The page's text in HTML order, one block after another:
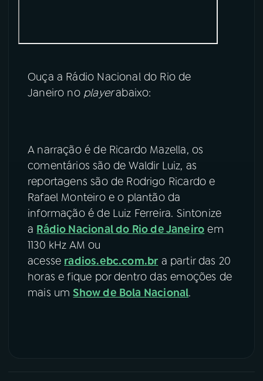
Ouça a Rádio Nacional do Rio de
Janeiro no playerabaixo:
A narração é de Ricardo Mazella, os
comentários são de Waldir Luiz, as
reportagens são de Rodrigo Ricardo e
Rafael Monteiro e o plantão da
informação é de Luiz Ferreira. Sintonize
a Rádio Nacional do Rio de Janeiro em
1130 kHz AM ou
acesse radios.ebc.com.br a partir das 20
horas e fique por dentro das emoções de
mais umShow de Bola Nacional.